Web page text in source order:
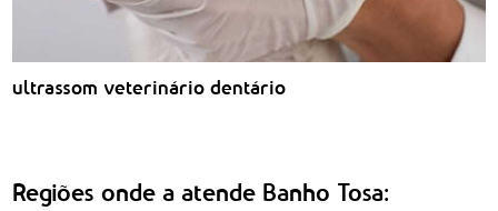
ultrassom veterinário dentário
Regiões onde a atende Banho Tosa: